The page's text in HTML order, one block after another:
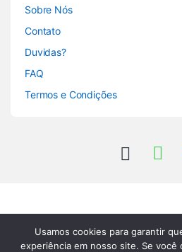
Sobre Nós
Contato
Duvidas?
FAQ
Termos e Condições
Tem perguntas?
Usamos cookies para garantir
experiência em nosso site. Se